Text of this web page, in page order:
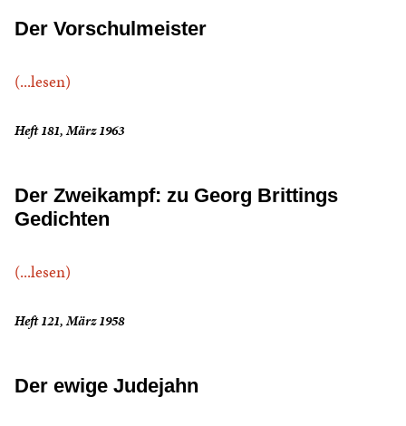
Der Vorschulmeister
(...lesen)
Heft 181, März 1963
Der Zweikampf: zu Georg Brittings
Gedichten
(...lesen)
Heft 121, März 1958
Der ewige Judejahn